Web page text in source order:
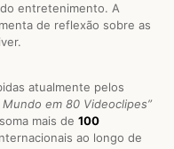
entretenimento. A
de reflexão sobre as
atualmente pelos
Mundo em 80 Videoclipes”
mais de 100
ao longo de